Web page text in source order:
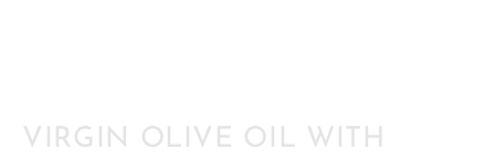
VIRGIN OLIVE OIL WITH